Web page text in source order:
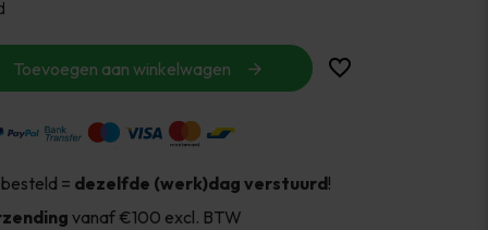
Toevoegen aan winkelwagen
= dezelfde (werk)dag verstuurd!
vanaf €100 excl. BTW